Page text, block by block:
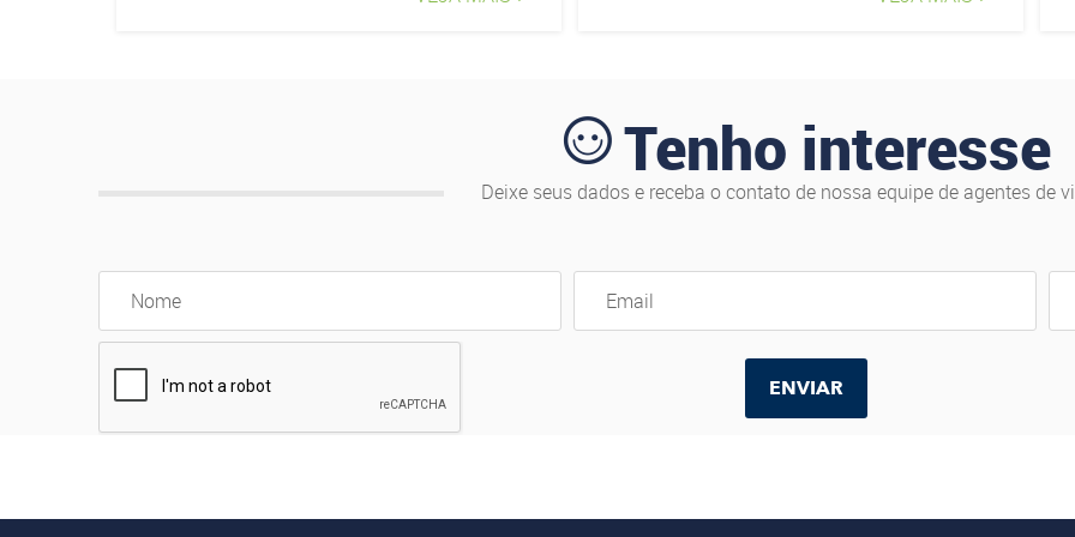
Tenho interesse
Deixe seus dados e receba o contato de nossa equipe de agentes de
ENVIAR